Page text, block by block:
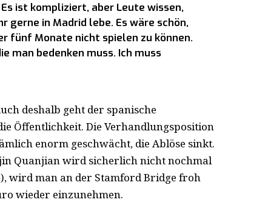
ist kompliziert, aber Leute wissen,
gerne in Madrid lebe. Es wäre schön,
fünf Monate nicht spielen zu können.
man bedenken muss. Ich muss
deshalb geht der spanische
Öffentlichkeit. Die Verhandlungsposition
enorm geschwächt, die Ablöse sinkt.
Quanjian wird sicherlich nicht nochmal
wird man an der Stamford Bridge froh
wieder einzunehmen.